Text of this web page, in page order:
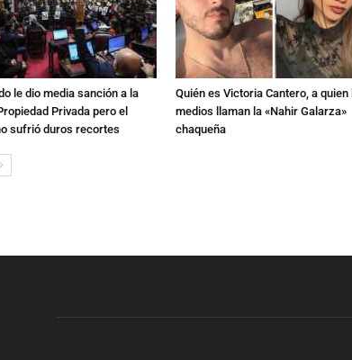
le dio media sanción a la
Privada pero el
sufrió duros recortes
Quién es Victoria Cantero, a quien
medios llaman la «Nahir Galarza»
chaqueña